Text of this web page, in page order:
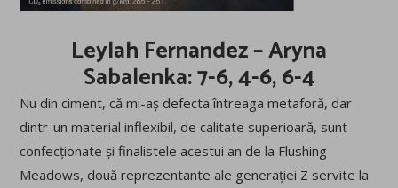
Leylah Fernandez – Aryna
Sabalenka: 7-6, 4-6, 6-4
Nu din ciment, că mi-aș defecta întreaga metaforă, dar
dintr-un material inflexibil, de calitate superioară, sunt
confecționate și finalistele acestui an de la Flushing
Meadows, două reprezentante ale generației Z servite la